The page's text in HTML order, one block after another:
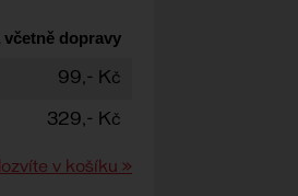
včetně dopravy
99,- Kč
329,- Kč
v košíku »